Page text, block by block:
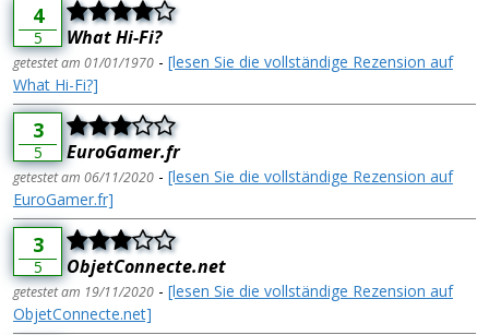
4
5 What Hi-Fi?
getestet am 01/01/1970 - [lesen Sie die vollständige Rezension auf
What Hi-Fi?]
3
5 EuroGamer.fr
getestet am 06/11/2020 - [lesen Sie die vollständige Rezension auf
EuroGamer.fr]
3
5 ObjetConnecte.net
getestet am 19/11/2020 - [lesen Sie die vollständige Rezension auf
ObjetConnecte.net]